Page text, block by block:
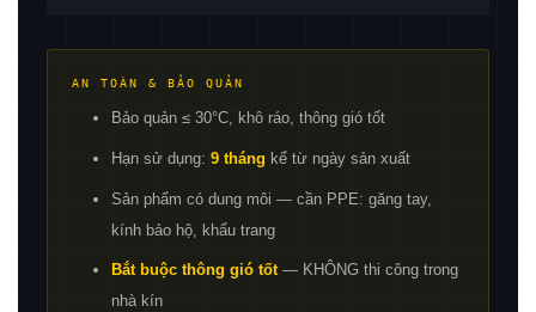
AN TOÀN & BẢO QUẢN
Bảo quản ≤ 30°C, khô ráo, thông gió tốt
Hạn sử dụng: 9 tháng kể từ ngày sản xuất
Sản phẩm có dung môi — cần PPE: găng tay,
kính bảo hộ, khẩu trang
Bắt buộc thông gió tốt— KHÔNG thi công trong
nhà kín